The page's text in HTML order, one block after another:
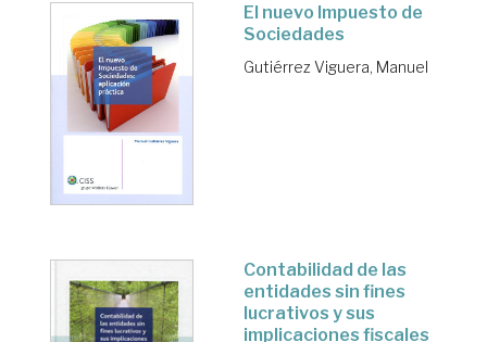
El nuevo Impuesto de
Sociedades
Gutiérrez Viguera, Manuel
Contabilidad de las
entidades sin fines
lucrativos y sus
implicaciones fiscales